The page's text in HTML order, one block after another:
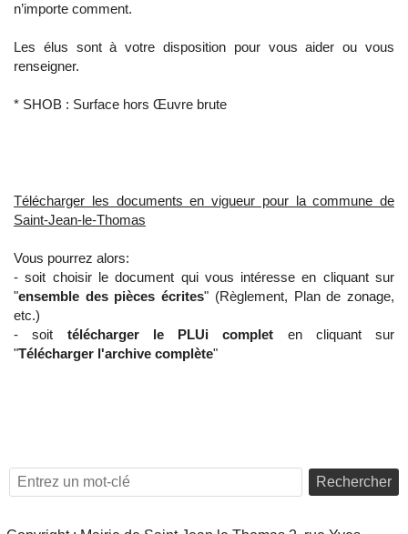
n’importe comment.
Les élus sont à votre disposition pour vous aider ou vous
renseigner.
* SHOB : Surface hors Œuvre brute
Télécharger les documents en vigueur pour la commune de
Saint-Jean-le-Thomas
Vous pourrez alors:
- soit choisir le document qui vous intéresse en cliquant sur
"ensemble des pièces écrites" (Règlement, Plan de zonage,
etc.)
- soit télécharger le PLUi complet en cliquant sur
"Télécharger l'archive complète"
Rechercher